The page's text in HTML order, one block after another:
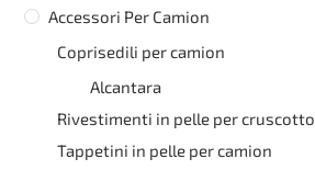
Accessori Per Camion
Coprisedili per camion
Alcantara
Rivestimenti in pelle per cruscotto
Tappetini in pelle per camion